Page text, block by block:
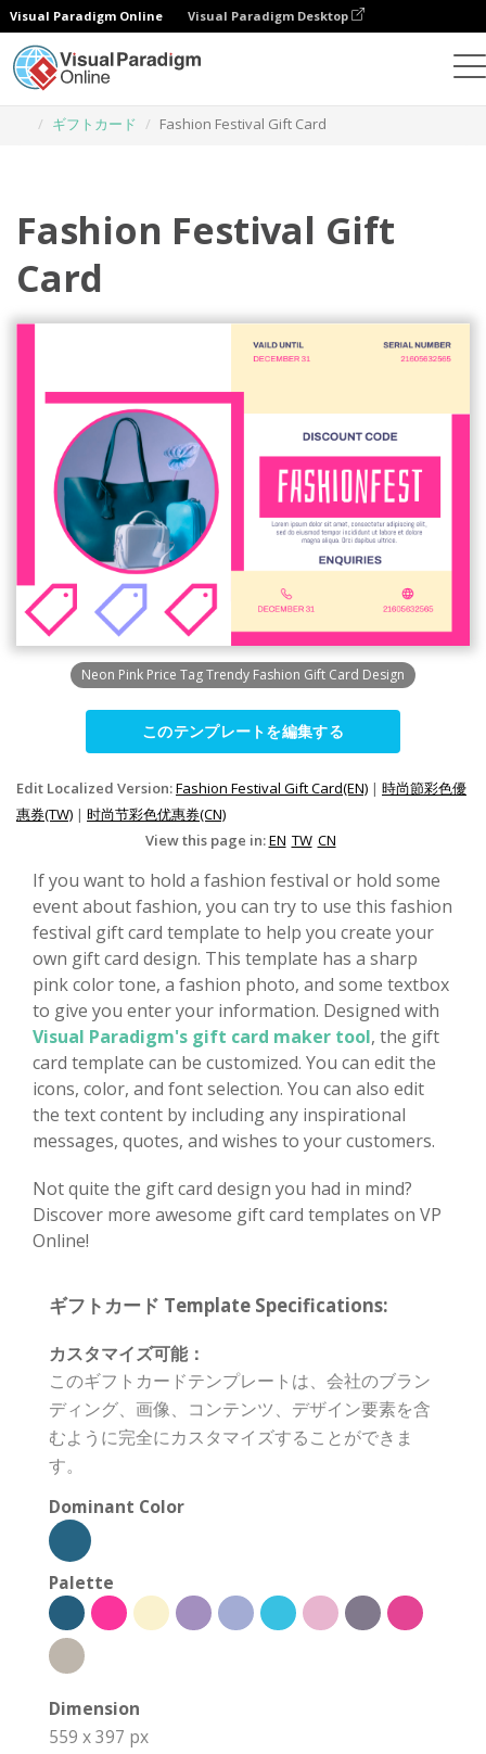
Visual Paradigm Online Visual Paradigm Desktop
ギフトカード
Fashion Festival Gift Card
Fashion Festival Gift
Card
Neon Pink Price Tag Trendy Fashion Gift Card Design
このテンプレートを編集する
Edit Localized Version:Fashion Festival Gift Card(EN) | 時尚節彩色優
惠券(TW) | 时尚节彩色优惠券(CN)
View this page in:EN TW CN
If you want to hold a fashion festival or hold some
event about fashion, you can try to use this fashion
festival gift card template to help you create your
own gift card design. This template has a sharp
pink color tone, a fashion photo, and some textbox
to give you enter your information. Designed with
Visual Paradigm's gift card maker tool, the gift
card template can be customized. You can edit the
icons, color, and font selection. You can also edit
the text content by including any inspirational
messages, quotes, and wishes to your customers.
Not quite the gift card design you had in mind?
Discover more awesome gift card templates on VP
Online!
ギフトカード Template Specifications:
カスタマイズ可能：
このギフトカードテンプレートは、会社のブラン
ディング、画像、コンテンツ、デザイン要素を含
むように完全にカスタマイズすることができま
す。
Dominant Color
Palette
Dimension
559 x 397 px